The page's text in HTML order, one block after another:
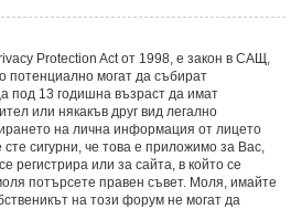
Protection Act от 1998, е закон в САЩ,
потенциално могат да събират
под 13 годишна възраст да имат
или някакъв друг вид легално
на лична информация от лицето
сигурни, че това е приложимо за Вас,
регистрира или за сайта, в който се
потърсете правен съвет. Моля, имайте
на този форум не могат да